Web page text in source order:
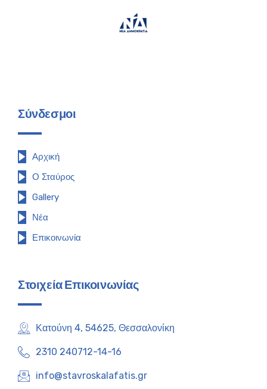
Σύνδεσμοι
Αρχική
Ο Σταύρος
Gallery
Νέα
Επικοινωνία
Στοιχεία Επικοινωνίας
Κατούνη 4, 54625, Θεσσαλονίκη
2310 240712-14-16
info@stavroskalafatis.gr